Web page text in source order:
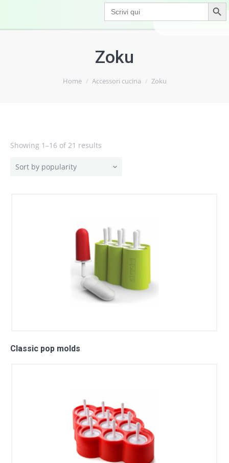
Search
for:
Search Button
Zoku
Home Accessori cucina Zoku
Showing 1–16 of 21 results
Sort by popularity
Classic pop molds